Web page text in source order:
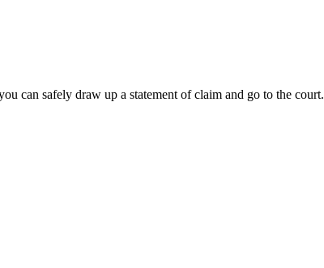
can safely draw up a statement of claim and go to the court.